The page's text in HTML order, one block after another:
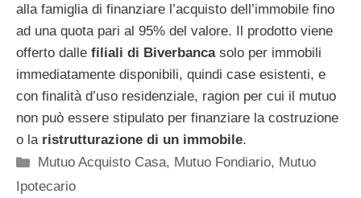
alla famiglia di finanziare l’acquisto dell’immobile fino
ad una quota pari al 95% del valore. Il prodotto viene
offerto dalle filiali di Biverbancasolo per immobili
immediatamente disponibili, quindi case esistenti, e
con finalità d’uso residenziale, ragion per cui il mutuo
non può essere stipulato per finanziare la costruzione
o la ristrutturazione di un immobile.
Categorie
Mutuo Acquisto Casa, Mutuo Fondiario, Mutuo
Ipotecario